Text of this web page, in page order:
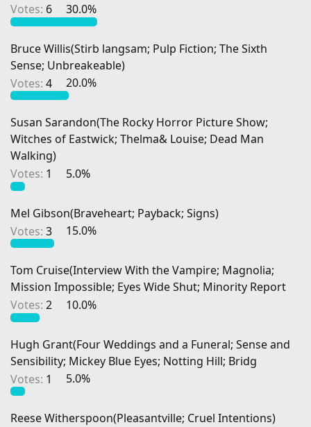
Votes: 6 30.0%
Bruce Willis(Stirb langsam; Pulp Fiction; The Sixth
Sense; Unbreakeable)
Votes: 4 20.0%
Susan Sarandon(The Rocky Horror Picture Show;
Witches of Eastwick; Thelma& Louise; Dead Man
Walking)
Votes: 1 5.0%
Mel Gibson(Braveheart; Payback; Signs)
Votes: 3 15.0%
Tom Cruise(Interview With the Vampire; Magnolia;
Mission Impossible; Eyes Wide Shut; Minority Report
Votes: 2 10.0%
Hugh Grant(Four Weddings and a Funeral; Sense and
Sensibility; Mickey Blue Eyes; Notting Hill; Bridg
Votes: 1 5.0%
Reese Witherspoon(Pleasantville; Cruel Intentions)